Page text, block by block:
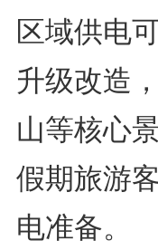
区域供电
升级改造
山等核心
假期旅游
电准备。